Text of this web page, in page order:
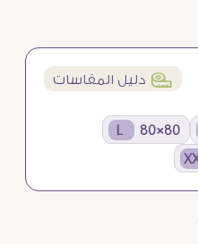
í دليل المقاسات
80×80 L